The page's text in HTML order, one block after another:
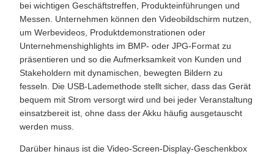
bei wichtigen Geschäftstreffen, Produkteinführungen und
Messen. Unternehmen können den Videobildschirm nutzen,
um Werbevideos, Produktdemonstrationen oder
Unternehmenshighlights im BMP- oder JPG-Format zu
präsentieren und so die Aufmerksamkeit von Kunden und
Stakeholdern mit dynamischen, bewegten Bildern zu
fesseln. Die USB-Lademethode stellt sicher, dass das Gerät
bequem mit Strom versorgt wird und bei jeder Veranstaltung
einsatzbereit ist, ohne dass der Akku häufig ausgetauscht
werden muss.
Darüber hinaus ist die Video-Screen-Display-Geschenkbox